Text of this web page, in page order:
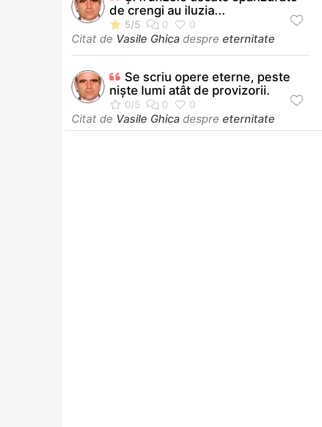
de crengi au iluzia...
Citat de Vasile Ghica despre eternitate
Se scriu opere eterne, peste
niște lumi atât de provizorii.
Citat de Vasile Ghica despre eternitate